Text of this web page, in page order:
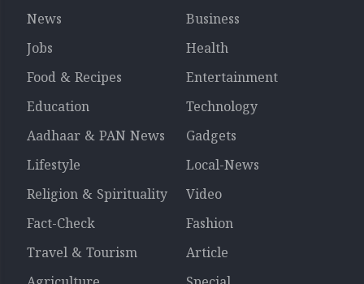
News
Business
Jobs
Health
Food & Recipes
Entertainment
Education
Technology
Aadhaar & PAN News
Gadgets
Lifestyle
Local-News
Religion & Spirituality
Video
Fact-Check
Fashion
Travel & Tourism
Article